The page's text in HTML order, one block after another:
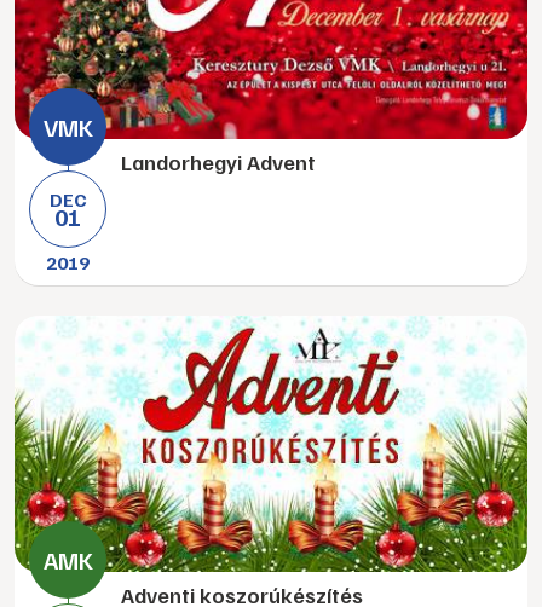
DEC
01
2019
Landorhegyi Advent
Adventi koszorúkészítés